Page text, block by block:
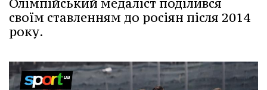
своїм ставленням до росіян після 2014
року.